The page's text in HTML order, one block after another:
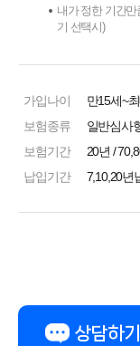
내가 정한 기간만
기 선택시)
가입나이
만15세~
보험종류
일반심사
보험기간
20년 /
납입기간
7,10,20년
상담하기